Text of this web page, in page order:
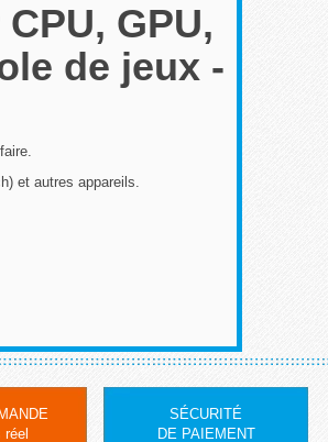
GPU,
de jeux -
et autres appareils.
SÉCURITÉ
DE PAIEMENT